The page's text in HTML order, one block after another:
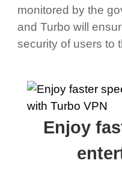
monitored by the
and Turbo will
security of users to
Enjoy